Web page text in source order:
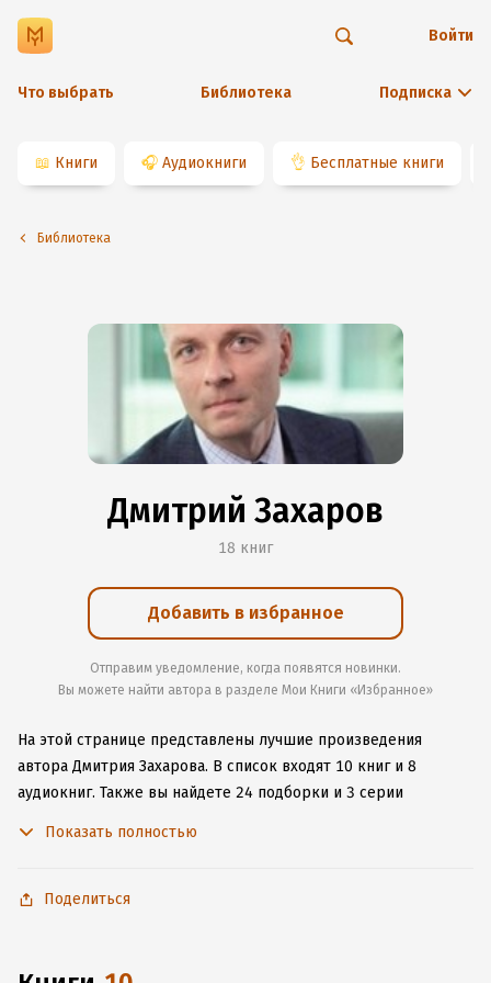
Что выбрать Библиотека Подписка
Войти
📖 Книги 🎧 Аудиокниги 👌 Бесплатные книги
Библиотека
Дмитрий Захаров
18 книг
Добавить в избранное
Отправим уведомление, когда появятся новинки.
Вы можете найти автора в разделе Мои Книги «Избранное»
На этой странице представлены лучшие произведения
автора Дмитрия Захарова. В список входят 10 книг и 8
аудиокниг. Также вы найдете 24 подборки и 3 серии
приложение для iOS или Android, чтобы не расставаться
Показать полностью
Поделиться